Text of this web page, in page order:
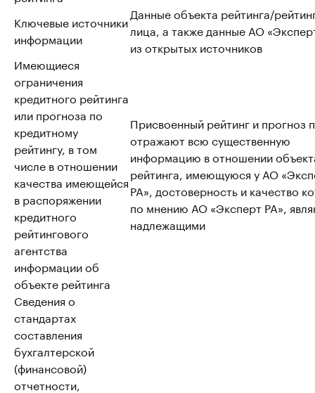
Ключевые источники
информации
Данные объекта рейтинга/
лица, а также данные АО
из открытых источников
Имеющиеся
ограничения
кредитного рейтинга
или прогноза по
кредитному
рейтингу, в том
числе в отношении
качества имеющейся
в распоряжении
кредитного
рейтингового
агентства
информации об
объекте рейтинга
Присвоенный рейтинг и прогноз
отражают всю существенную
информацию в отношении
рейтинга, имеющуюся у АО
РА», достоверность и качество
по мнению АО «Эксперт РА»,
надлежащими
Сведения о
стандартах
составления
бухгалтерской
(финансовой)
отчетности,